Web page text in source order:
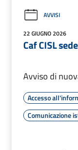
AVVISI
22 GIUGNO 2026
Caf CISL
Avviso di
Accesso
Comunicazione